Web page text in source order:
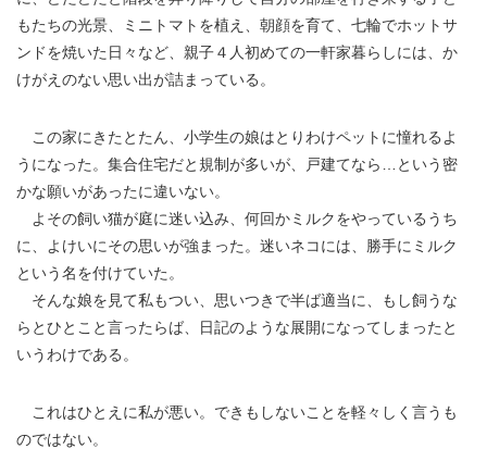
もたちの光景、ミニトマトを植え、朝顔を育て、七輪でホットサ
ンドを焼いた日々など、親子４人初めての一軒家暮らしには、か
けがえのない思い出が詰まっている。
この家にきたとたん、小学生の娘はとりわけペットに憧れるよ
うになった。集合住宅だと規制が多いが、戸建てなら…という密
かな願いがあったに違いない。
よその飼い猫が庭に迷い込み、何回かミルクをやっているうち
に、よけいにその思いが強まった。迷いネコには、勝手にミルク
という名を付けていた。
そんな娘を見て私もつい、思いつきで半ば適当に、もし飼うな
らとひとこと言ったらば、日記のような展開になってしまったと
いうわけである。
これはひとえに私が悪い。できもしないことを軽々しく言うも
のではない。